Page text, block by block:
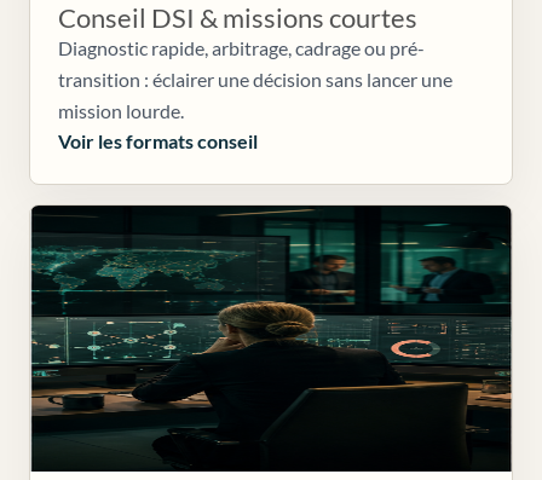
Conseil DSI & missions courtes
Diagnostic rapide, arbitrage, cadrage ou pré-
transition : éclairer une décision sans lancer une
mission lourde.
Voir les formats conseil